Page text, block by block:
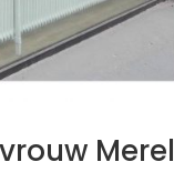
Merel